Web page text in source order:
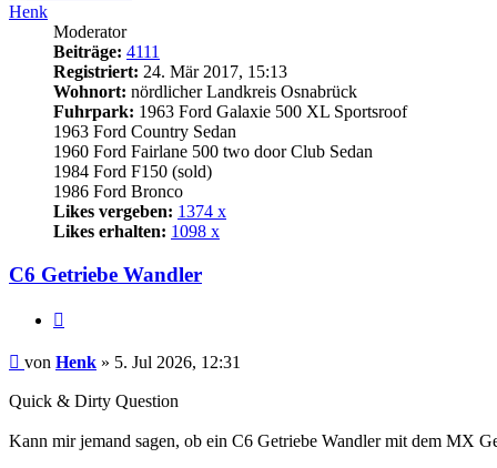
Henk
Moderator
Beiträge: 4111
Registriert: 24. Mär 2017, 15:13
Wohnort: nördlicher Landkreis Osnabrück
Fuhrpark: 1963 Ford Galaxie 500 XL Sportsroof
1963 Ford Country Sedan
1960 Ford Fairlane 500 two door Club Sedan
1984 Ford F150 (sold)
1986 Ford Bronco
Likes vergeben: 1374 x
Likes erhalten: 1098 x
C6 Getriebe Wandler
Beitrag
von Henk » 5. Jul 2026, 12:31
Quick & Dirty Question
Kann mir jemand sagen, ob ein C6 Getriebe Wandler mit dem MX